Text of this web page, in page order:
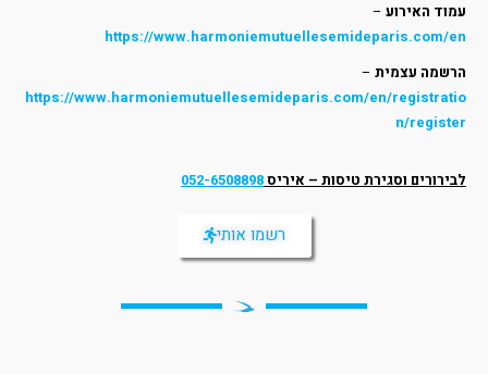
עמוד האירוע –
https://www.harmoniemutuellesemideparis.com/en
הרשמה עצמית –
https://www.harmoniemutuellesemideparis.com/en/registratio
n/register
לבירורים וסגירת טיסות – איריס052-6508898
רשמו אותי